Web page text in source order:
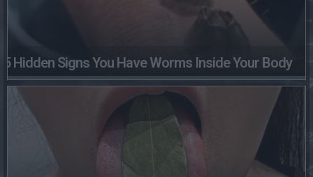
5 Hidden Signs You Have Worms Inside Your Body